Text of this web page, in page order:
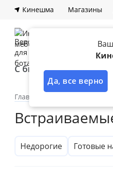
Да, все верно
Кинешма Магазины
С быстрой доставкой
Главная
Недорогие Готовые